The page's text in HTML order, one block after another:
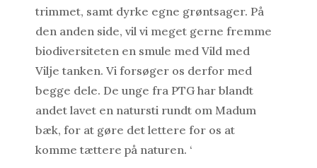
trimmet, samt dyrke egne grøntsager. På
den anden side, vil vi meget gerne fremme
biodiversiteten en smule med Vild med
Vilje tanken. Vi forsøger os derfor med
begge dele. De unge fra PTG har blandt
andet lavet en natursti rundt om Madum
bæk, for at gøre det lettere for os at
komme tættere på naturen. ‘